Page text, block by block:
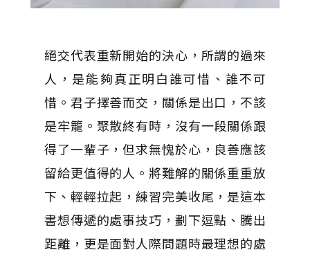
絕交代表重新開始的決心，所謂的過來
人，是能夠真正明白誰可惜、誰不可
惜。君子擇善而交，關係是出口，不該
是牢籠。聚散終有時，沒有一段關係跟
得了一輩子，但求無愧於心，良善應該
留給更值得的人。將難解的關係重重放
下、輕輕拉起，練習完美收尾，是這本
書想傳遞的處事技巧，劃下逗點、騰出
距離，更是面對人際問題時最理想的處